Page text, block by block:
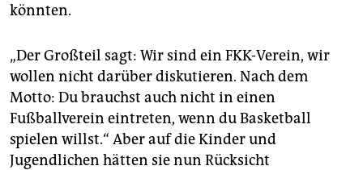
könnten.
„Der Großteil sagt: Wir sind ein FKK-Verein, wir
wollen nicht darüber diskutieren. Nach dem
Motto: Du brauchst auch nicht in einen
Fußballverein eintreten, wenn du Basketball
spielen willst.“ Aber auf die Kinder und
Jugendlichen hätten sie nun Rücksicht